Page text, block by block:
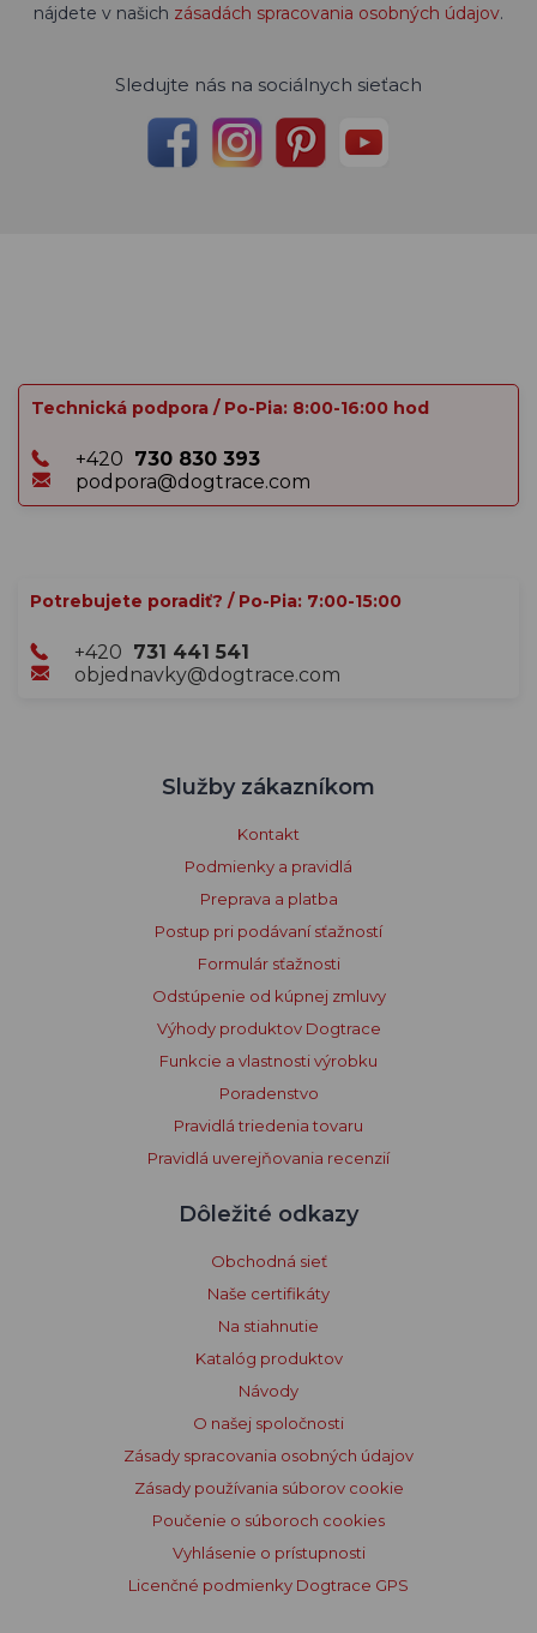
nájdete v našich zásadách spracovania osobných údajov.
Sledujte nás na sociálnych sieťach
Technická podpora / Po-Pia: 8:00-16:00 hod
+420 730 830 393
podpora@dogtrace.com
Potrebujete poradiť? / Po-Pia: 7:00-15:00
+420 731 441 541
objednavky@dogtrace.com
Služby zákazníkom
Kontakt
Podmienky a pravidlá
Preprava a platba
Postup pri podávaní sťažností
Formulár sťažnosti
Odstúpenie od kúpnej zmluvy
Výhody produktov Dogtrace
Funkcie a vlastnosti výrobku
Poradenstvo
Pravidlá triedenia tovaru
Pravidlá uverejňovania recenzií
Dôležité odkazy
Obchodná sieť
Naše certifikáty
Na stiahnutie
Katalóg produktov
Návody
O našej spoločnosti
Zásady spracovania osobných údajov
Zásady používania súborov cookie
Poučenie o súboroch cookies
Vyhlásenie o prístupnosti
Licenčné podmienky Dogtrace GPS